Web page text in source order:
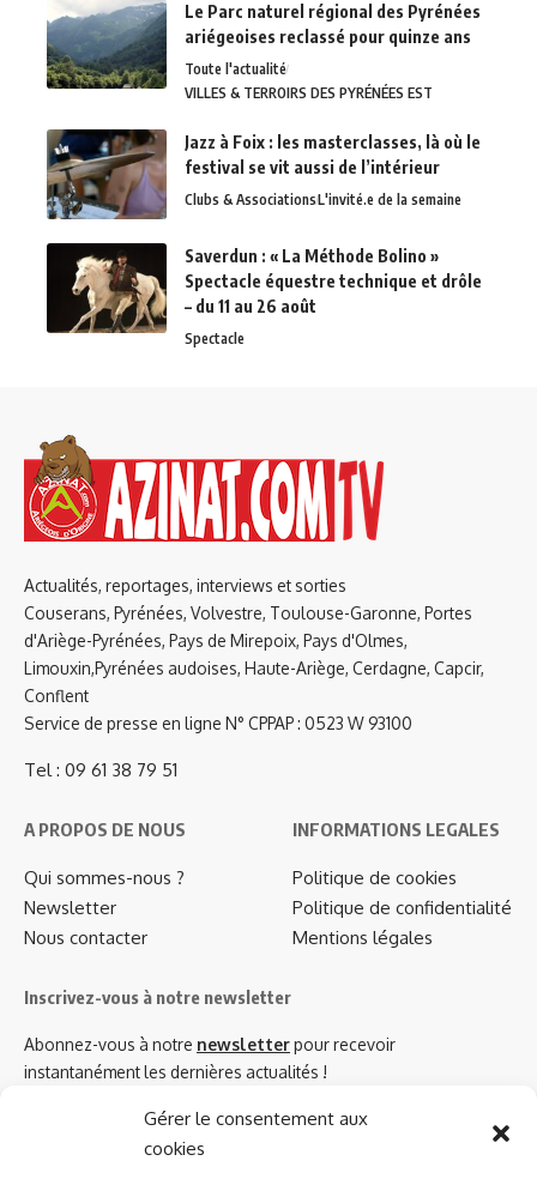
Gérer le consentement aux
cookies
Le Parc naturel régional des Pyrénées
ariégeoises reclassé pour quinze ans
Toute l'actualité
VILLES & TERROIRS DES PYRÉNÉES EST
Jazz à Foix : les masterclasses, là où le
festival se vit aussi de l’intérieur
Clubs & AssociationsL'invité.e de la semaine
Saverdun : « La Méthode Bolino »
Spectacle équestre technique et drôle
– du 11 au 26 août
Spectacle
Actualités, reportages, interviews et sorties
Couserans, Pyrénées, Volvestre, Toulouse-Garonne, Portes
d'Ariège-Pyrénées, Pays de Mirepoix, Pays d'Olmes,
Limouxin,Pyrénées audoises, Haute-Ariège, Cerdagne, Capcir,
Conflent
Service de presse en ligne N° CPPAP : 0523 W 93100
Tel : 09 61 38 79 51
A PROPOS DE NOUS
Qui sommes-nous ?
Newsletter
Nous contacter
INFORMATIONS LEGALES
Politique de cookies
Politique de confidentialité
Mentions légales
Inscrivez-vous à notre newsletter
Abonnez-vous à notre newsletterpour recevoir
instantanément les dernières actualités !
Azinat.com TV soutient